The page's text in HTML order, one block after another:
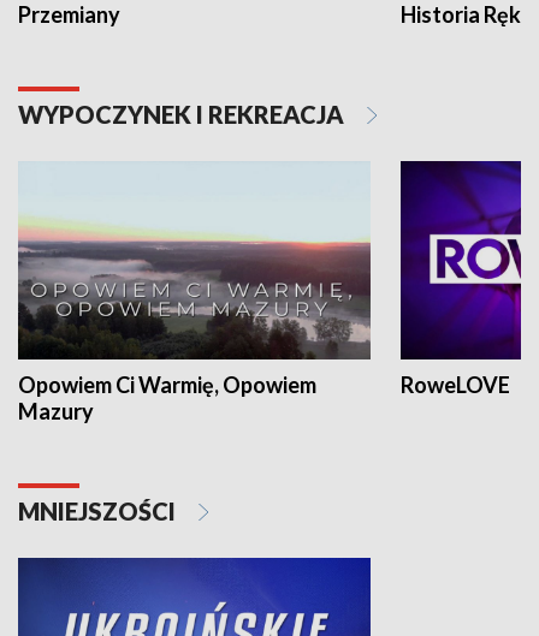
Przemiany Historia Ręką
WYPOCZYNEK I REKREACJA
Opowiem Ci Warmię, Opowiem
Mazury
RoweLOVE
MNIEJSZOŚCI